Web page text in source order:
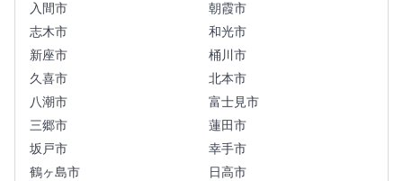
入間市
朝霞市
志木市
和光市
新座市
桶川市
久喜市
北本市
八潮市
富士見市
三郷市
蓮田市
坂戸市
幸手市
鶴ヶ島市
日高市